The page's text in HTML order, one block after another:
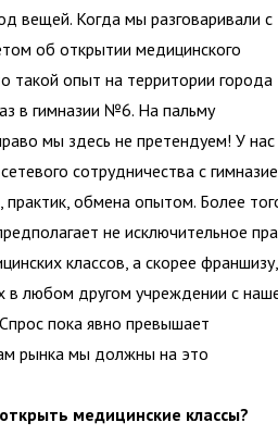
вещей. Когда мы разговаривали с
об открытии медицинского
такой опыт на территории города
в гимназии №6. На пальму
мы здесь не претендуем! У нас
сотрудничества с
обмена опытом. Более
не исключительное
классов, а скорее франшизу,
в любом другом учреждении с
пока явно превышает
рынка мы должны на это
медицинские классы?